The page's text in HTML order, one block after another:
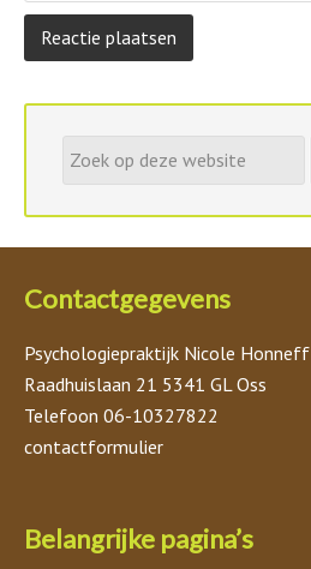
Contactgegevens
Psychologiepraktijk Nicole Honneff
Raadhuislaan 21 5341 GL Oss
Telefoon 06-10327822
contactformulier
Belangrijke pagina’s